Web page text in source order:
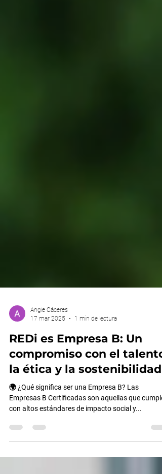
17 mar 2025
1 min de lectura
REDi es Empresa B: Un
compromiso con el talento,
la ética y la sostenibilidad
🌍 ¿Qué significa ser una Empresa B? Las
con altos estándares de impacto social y...